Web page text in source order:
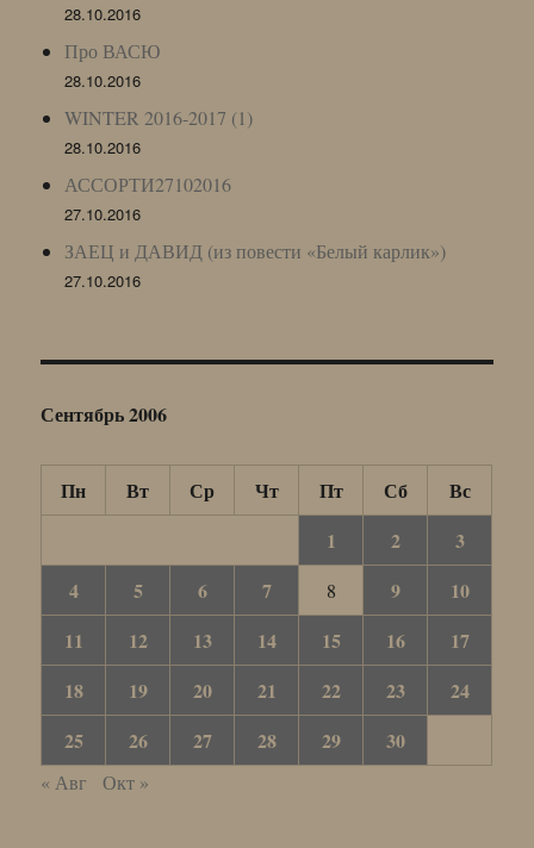
28.10.2016
Про ВАСЮ
28.10.2016
WINTER 2016-2017 (1)
28.10.2016
АССОРТИ27102016
27.10.2016
ЗАЕЦ и ДАВИД (из повести «Белый карлик»)
27.10.2016
Сентябрь 2006
Пн Вт Ср Чт Пт Сб
Вс
1
2
3
4
5 6 7 8 9
10
11
12 13 14 15 16
17
18
19 20 21 22 23
24
25
26 27 28 29 30
« Авг Окт »